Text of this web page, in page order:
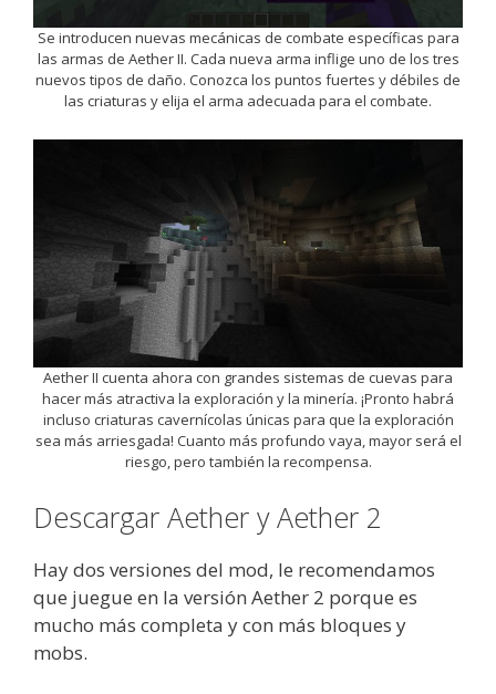
Se introducen nuevas mecánicas de combate específicas para
las armas de Aether II. Cada nueva arma inflige uno de los tres
nuevos tipos de daño. Conozca los puntos fuertes y débiles de
las criaturas y elija el arma adecuada para el combate.
Aether II cuenta ahora con grandes sistemas de cuevas para
hacer más atractiva la exploración y la minería. ¡Pronto habrá
incluso criaturas cavernícolas únicas para que la exploración
sea más arriesgada! Cuanto más profundo vaya, mayor será el
riesgo, pero también la recompensa.
Descargar Aether y Aether 2
Hay dos versiones del mod, le recomendamos
que juegue en la versión Aether 2 porque es
mucho más completa y con más bloques y
mobs.